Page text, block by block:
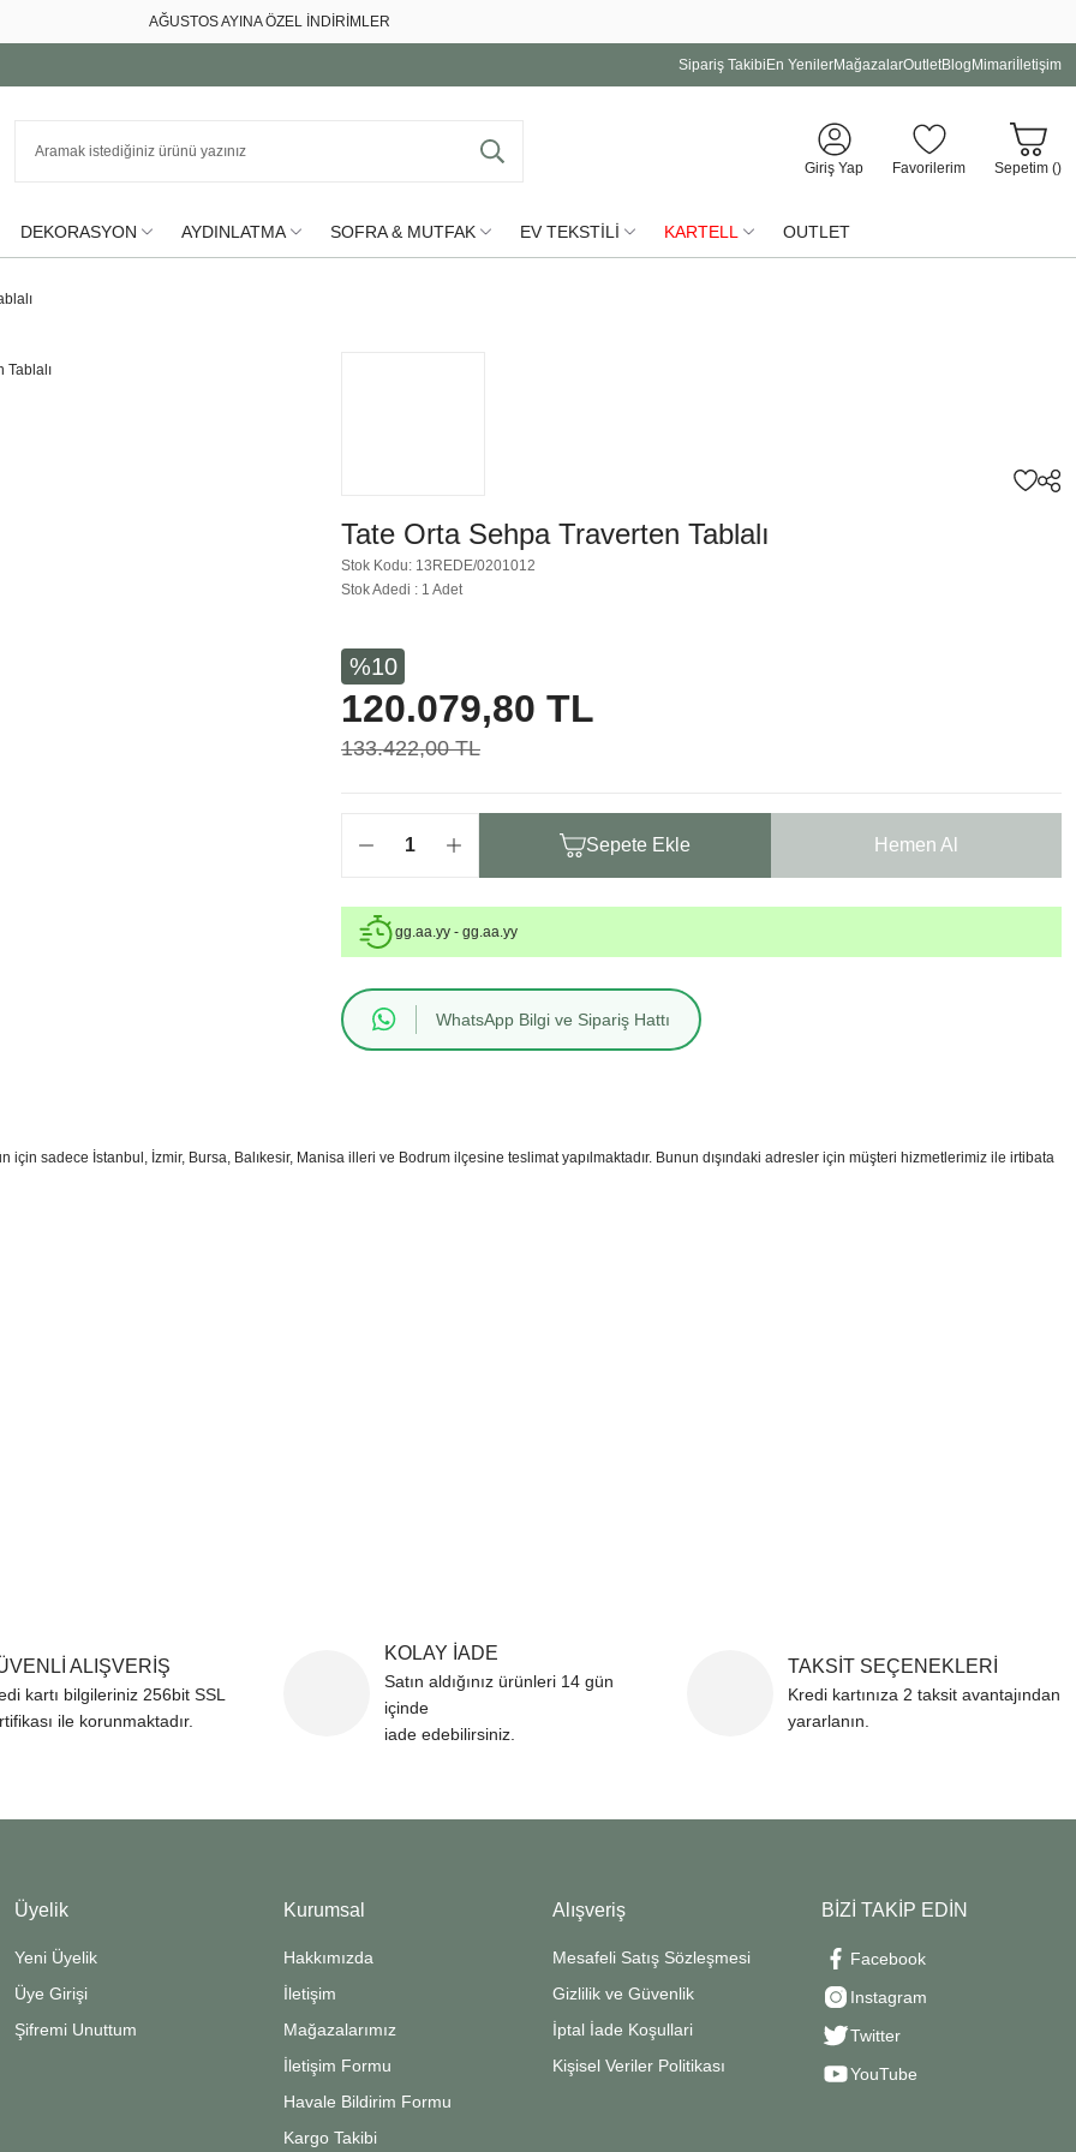
AĞUSTOS AYINA ÖZEL İNDİRİMLER
Sipariş Takibi En YenilerMağazalarOutletBlog Mimari İletişim
Giriş Yap Favorilerim Sepetim ()
DEKORASYON AYDINLATMA SOFRA & MUTFAK EV TEKSTİLİ KARTELL OUTLET
Tate Orta Sehpa Traverten Tablalı
Stok Kodu: 13REDE/0201012
Stok Adedi : 1 Adet
%10
120.079,80 TL
133.422,00 TL
Sepete Ekle Hemen Al
gg.aa.yy - gg.aa.yy
WhatsApp Bilgi ve Sipariş Hattı
için sadece İstanbul, İzmir, Bursa, Balıkesir, Manisa illeri ve Bodrum ilçesine teslimat yapılmaktadır. Bunun dışındaki adresler için müşteri hizmetlerimiz ile irtibata
ALIŞVERİŞ
kartı bilgileriniz 256bit SSL
ile korunmaktadır.
KOLAY İADE
Satın aldığınız ürünleri 14 gün
içinde
iade edebilirsiniz.
TAKSİT SEÇENEKLERİ
Kredi kartınıza 2 taksit avantajından
yararlanın.
Üyelik
Yeni Üyelik
Üye Girişi
Şifremi Unuttum
Kurumsal
Hakkımızda
İletişim
Mağazalarımız
İletişim Formu
Havale Bildirim Formu
Kargo Takibi
Alışveriş
Mesafeli Satış Sözleşmesi
Gizlilik ve Güvenlik
İptal İade Koşullari
Kişisel Veriler Politikası
BİZİ TAKİP EDİN
Facebook
Instagram
Twitter
YouTube